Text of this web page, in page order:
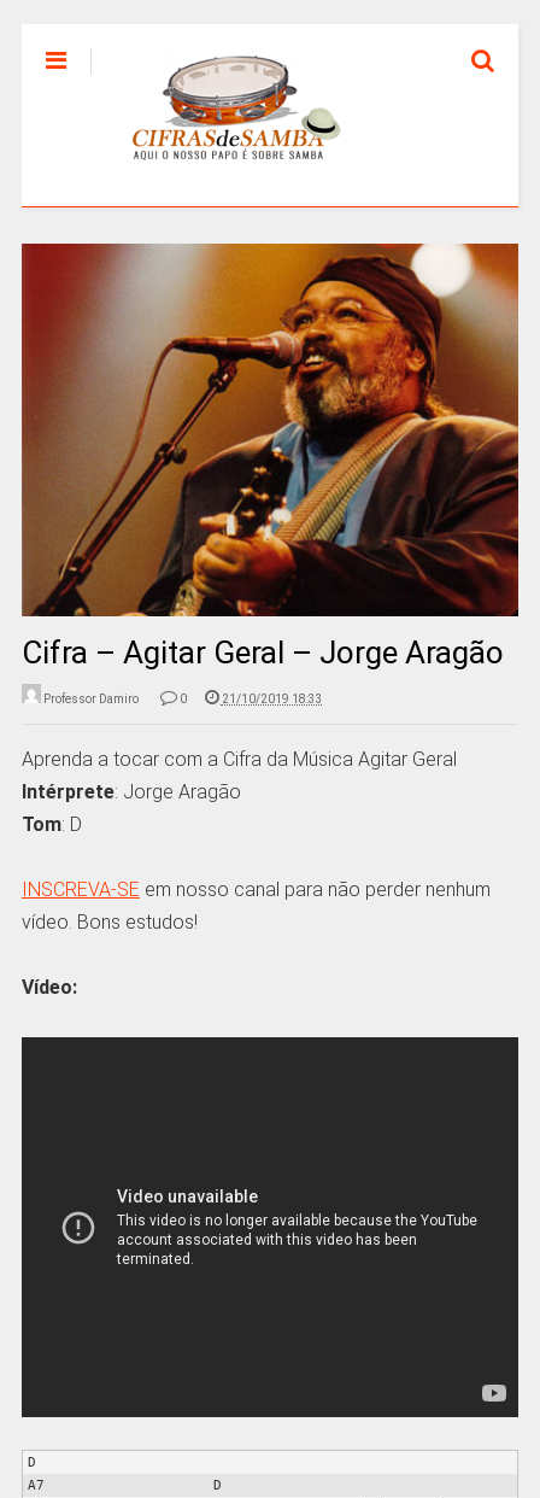
Cifra – Agitar Geral – Jorge Aragão
Professor Damiro 0 21/10/2019 18:33
Aprenda a tocar com a Cifra da Música Agitar Geral
Intérprete: Jorge Aragão
Tom: D
INSCREVA-SE em nosso canal para não perder nenhum
vídeo. Bons estudos!
Vídeo:
D
A7                    D